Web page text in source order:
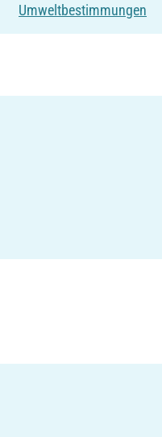
Umweltbestimmungen